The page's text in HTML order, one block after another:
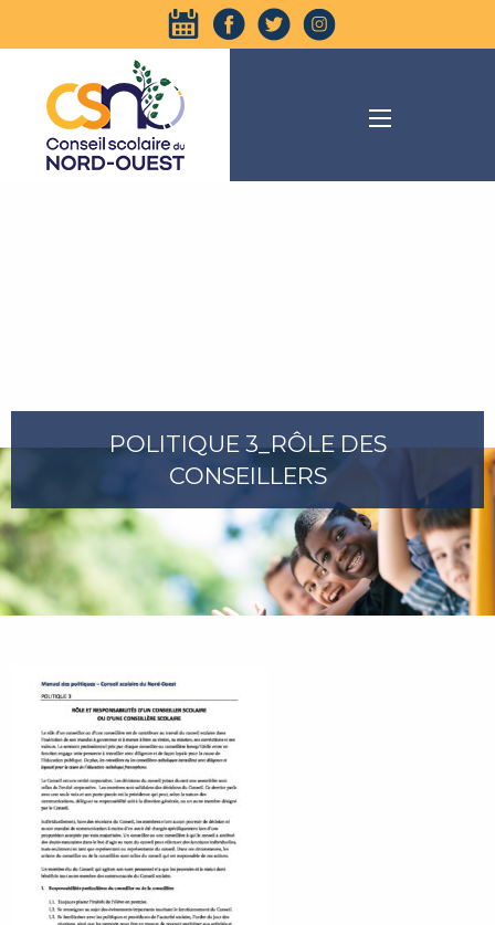
POLITIQUE 3_RÔLE DES
CONSEILLERS